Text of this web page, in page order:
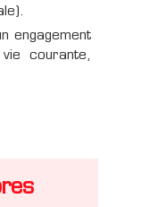
engagement
courante,